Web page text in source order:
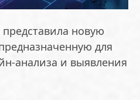
новую
для
анализа и выявления